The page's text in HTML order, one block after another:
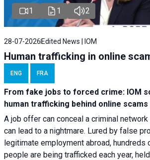
1 1 2
28-07-2026Edited News | IOM
Human trafficking in online
ENG FRA
From fake jobs to forced crime: IOM
human trafficking behind online scams
A job offer can conceal a criminal
can lead to a nightmare. Lured by false
legitimate employment abroad, hundreds
people are being trafficked each year,